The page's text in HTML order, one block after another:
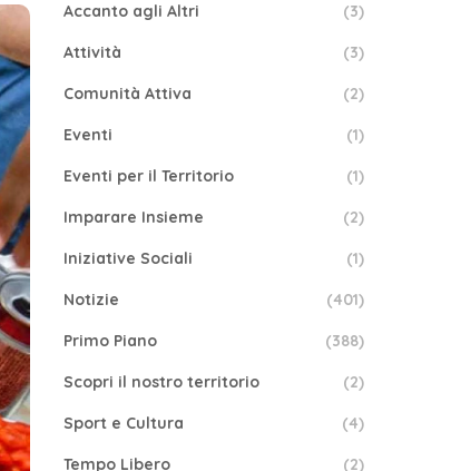
Accanto agli Altri (3)
Attività (3)
Comunità Attiva (2)
Eventi (1)
Eventi per il Territorio (1)
Imparare Insieme (2)
Iniziative Sociali (1)
Notizie (401)
Primo Piano (388)
Scopri il nostro territorio (2)
Sport e Cultura (4)
Tempo Libero (2)